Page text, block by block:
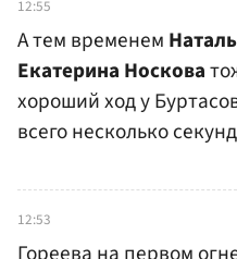
12:55
А тем временем
Екатерина Носкова
хороший ход у
всего несколько
12:53